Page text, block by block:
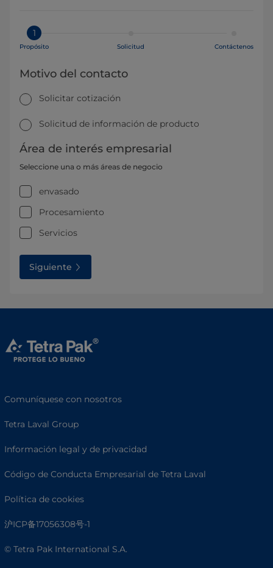
1
Propósito Solicitud Contáctenos
Motivo del contacto
Solicitar cotización
Solicitud de información de producto
Área de interés empresarial
Seleccione una o más áreas de negocio
envasado
Procesamiento
Servicios
Siguiente
Comuníquese con nosotros
Tetra Laval Group
Información legal y de privacidad
Código de Conducta Empresarial de Tetra Laval
Política de cookies
沪ICP备17056308号-1
© Tetra Pak International S.A.